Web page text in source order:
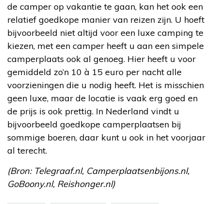
de camper op vakantie te gaan, kan het ook een
relatief goedkope manier van reizen zijn. U hoeft
bijvoorbeeld niet altijd voor een luxe camping te
kiezen, met een camper heeft u aan een simpele
camperplaats ook al genoeg. Hier heeft u voor
gemiddeld zo’n 10 à 15 euro per nacht alle
voorzieningen die u nodig heeft. Het is misschien
geen luxe, maar de locatie is vaak erg goed en
de prijs is ook prettig. In Nederland vindt u
bijvoorbeeld goedkope camperplaatsen bij
sommige boeren, daar kunt u ook in het voorjaar
al terecht.
(Bron: Telegraaf.nl, Camperplaatsenbijons.nl,
GoBoony.nl, Reishonger.nl)